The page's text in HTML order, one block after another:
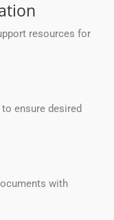
resources for
ensure desired
with